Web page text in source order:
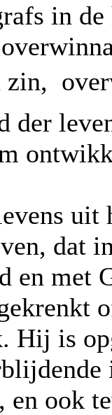
in

der
dat
en met
Hij is
ook